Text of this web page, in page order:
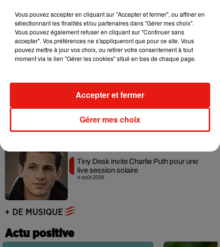
7 août 2026
Angèle et Amélie Lens dévoilent leur
collaboration tant attendue
Benny Blanco invite Selena Gomez et
4 août 2026
Tiny Desk invite Charlie Puth pour une
live session solaire
+ DE MUSIQUE
Actu positive
Vous pouvez accepter en cliquant sur "Accepter et fermer", ou affiner en
sélectionnant les finalités et/ou partenaires dans "Gérer mes choix".
Vous pouvez également refuser en cliquant sur "Continuer sans
accepter". Vos préférences ne s'appliqueront que pour ce site. Vous
pouvez mettre à jour vos choix, ou retirer votre consentement à tout
moment via le lien "Gérer les cookies" situé en bas de chaque page.
Gérer mes choix
Accepter et fermer